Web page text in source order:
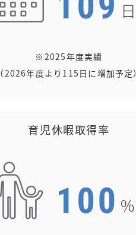
※2025年度実績
（2026年度より115日に増加予定）
育児休暇取得率